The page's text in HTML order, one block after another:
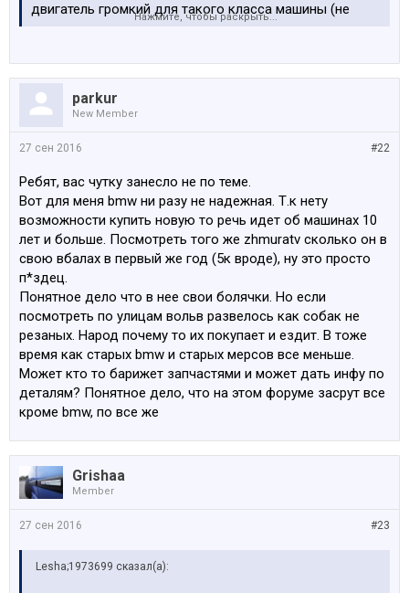
двигатель громкий для такого класса машины (не
впечатление, что конкурент А4 и 3-ке, но никак не 5-ке
Нажмите, чтобы раскрыть...
parkur
New Member
#22
27 сен 2016
Ребят, вас чутку занесло не по теме.
Вот для меня bmw ни разу не надежная. Т.к нету
возможности купить новую то речь идет об машинах 10
лет и больше. Посмотреть того же zhmuratv сколько он в
свою вбалах в первый же год (5к вроде), ну это просто
п*здец.
Понятное дело что в нее свои болячки. Но если
посмотреть по улицам вольв развелось как собак не
резаных. Народ почему то их покупает и ездит. В тоже
время как старых bmw и старых мерсов все меньше.
Может кто то барижет запчастями и может дать инфу по
деталям? Понятное дело, что на этом форуме засрут все
кроме bmw, по все же
Grishaa
Member
#23
27 сен 2016
Lesha;1973699 сказал(а):